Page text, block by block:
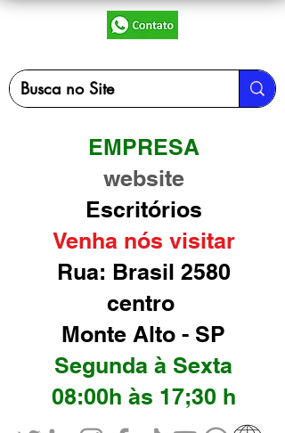
EMPRESA
website
Escritórios
Venha nós visitar
Rua: Brasil 2580
centro
Monte Alto - SP
Segunda à Sexta
08:00h às 17;30 h